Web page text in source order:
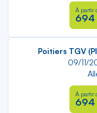
À partir
694
Poitiers TGV
09/11/
À partir
694